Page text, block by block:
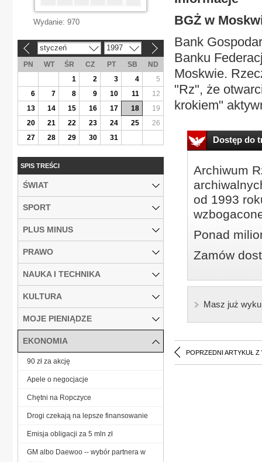
BGŻ w
Bank
Banku
Moskwie.
"Rz", że
krokiem"
Dostęp do
Archiwum
od 1993
Ponad
Zamów
Masz już
POPRZEDNI ARTYKUŁ Z
Wydanie: 970
styczeń 1997
PN WT ŚR CZ PT SB
ND
1
2 3 4
5
6
7 8 9 10 11
12
13
14 15 16 17 18
19
20
21 22 23 24 25
26
27
28 29 30 31
SPIS TREŚCI
ŚWIAT
SPORT
PLUS MINUS
PRAWO
NAUKA I TECHNIKA
KULTURA
MOJE PIENIĄDZE
EKONOMIA
90 zł za akcję
Apele o negocjacje
Chętni na Ropczyce
Drogi czekają na lepsze finansowanie
Emisja obligacji za 5 mln zł
GM albo Daewoo -- wybór partnera w